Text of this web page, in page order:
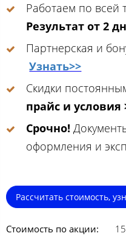
Работаем по всей
Результат от 2
Партнерская и
Узнать>>
Скидки
прайс и условия
Срочно!
оформления и
Рассчитать стоимость,
Стоимость по акции: